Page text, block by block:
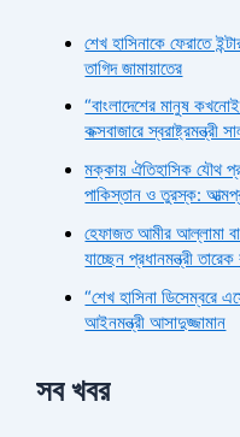
শেখ হাসিনাকে ফেরাতে
তাগিদ জামায়াতের
“বাংলাদেশের মানুষ
কক্সবাজারে স্বরাষ্ট্রমন্ত্রী
মক্কায় ঐতিহাসিক যৌথ
পাকিস্তান ও তুরস্ক:
হেফাজত আমীর আল্লামা
যাচ্ছেন প্রধানমন্ত্রী
“শেখ হাসিনা ডিসেম্বরে
আইনমন্ত্রী আসাদুজ্জামান
সব খবর